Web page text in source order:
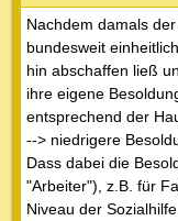
Nachdem damals
bundesweit
hin abschaffen ließ
ihre eigene
entsprechend der
--> niedrigere
Dass dabei die
"Arbeiter"), z.B. für
Niveau der